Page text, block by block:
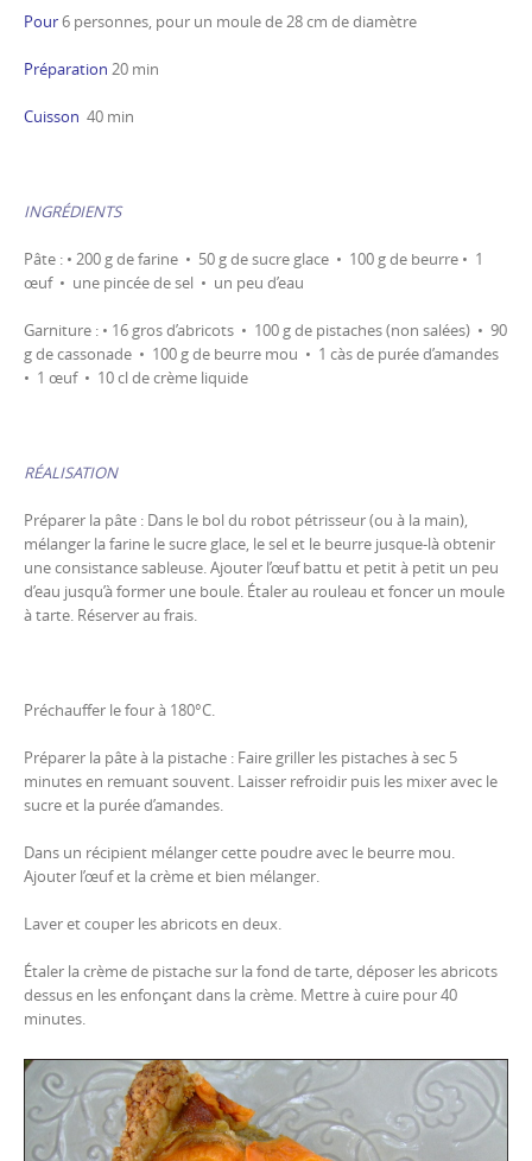
Pour6 personnes, pour un moule de 28 cm de diamètre
Préparation 20 min
Cuisson 40 min
INGRÉDIENTS
Pâte : • 200 g de farine • 50 g de sucre glace • 100 g de beurre • 1
œuf • une pincée de sel • un peu d’eau
Garniture : • 16 gros d’abricots • 100 g de pistaches (non salées) • 90
g de cassonade • 100 g de beurre mou • 1 càs de purée d’amandes
• 1 œuf • 10 cl de crème liquide
RÉALISATION
Préparer la pâte : Dans le bol du robot pétrisseur (ou à la main),
mélanger la farine le sucre glace, le sel et le beurre jusque-là obtenir
une consistance sableuse. Ajouter l’œuf battu et petit à petit un peu
d’eau jusqu’à former une boule. Étaler au rouleau et foncer un moule
à tarte. Réserver au frais.
Préchauffer le four à 180°C.
Préparer la pâte à la pistache : Faire griller les pistaches à sec 5
minutes en remuant souvent. Laisser refroidir puis les mixer avec le
sucre et la purée d’amandes.
Dans un récipient mélanger cette poudre avec le beurre mou.
Ajouter l’œuf et la crème et bien mélanger.
Laver et couper les abricots en deux.
Étaler la crème de pistache sur la fond de tarte, déposer les abricots
dessus en les enfonçant dans la crème. Mettre à cuire pour 40
minutes.